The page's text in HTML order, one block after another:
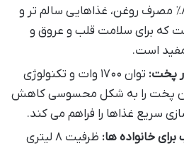
است. با کاهش تا ۸۰٪ مصرف روغن، غذاهایی سالم تر و
که برای سلامت قلب و عروق و
است.
پخت:
توان ۱۷۰۰ وات و تکنولوژی
پخت را به شکل محسوسی کاهش
سریع غذاها را فراهم می کند.
خانواده ها:
ظرفیت ۸ لیتری